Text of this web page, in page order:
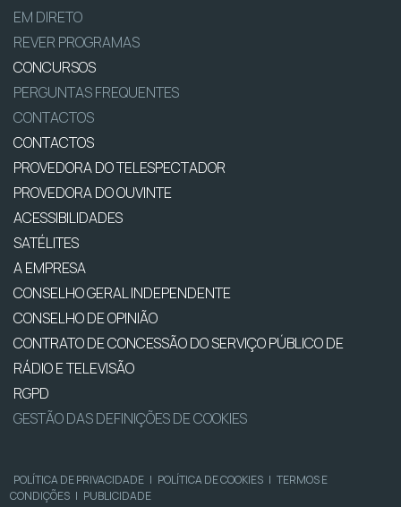
EM DIRETO
REVER PROGRAMAS
CONCURSOS
PERGUNTAS FREQUENTES
CONTACTOS
CONTACTOS
PROVEDORA DO TELESPECTADOR
PROVEDORA DO OUVINTE
ACESSIBILIDADES
SATÉLITES
A EMPRESA
CONSELHO GERAL INDEPENDENTE
CONSELHO DE OPINIÃO
CONTRATO DE CONCESSÃO DO SERVIÇO PÚBLICO DE
RÁDIO E TELEVISÃO
RGPD
GESTÃO DAS DEFINIÇÕES DE COOKIES
POLÍTICA DE PRIVACIDADE | POLÍTICA DE COOKIES | TERMOS E
CONDIÇÕES | PUBLICIDADE